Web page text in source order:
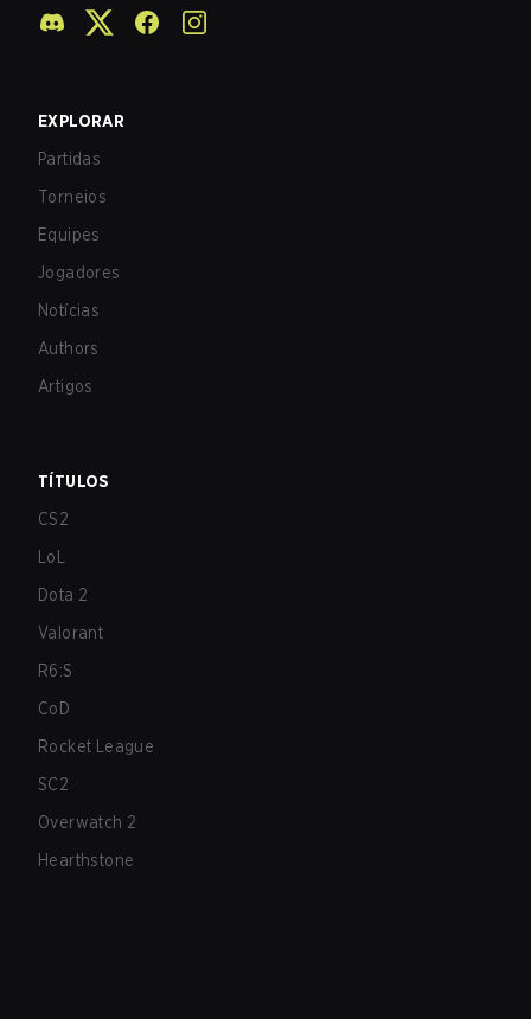
EXPLORAR
Partidas
Torneios
Equipes
Jogadores
Notícias
Authors
Artigos
TÍTULOS
CS2
LoL
Dota 2
Valorant
R6:S
CoD
Rocket League
SC2
Overwatch 2
Hearthstone